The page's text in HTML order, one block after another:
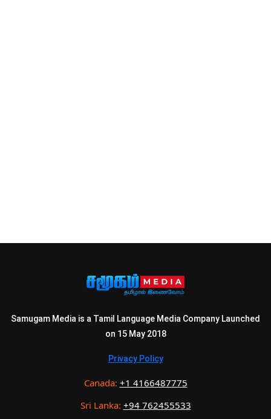
Samugam Media is a Tamil Language Media Company Launched
on 15 May 2018
Privacy Policy
Canada: +1 4166487775
Sri Lanka: +94 762455533